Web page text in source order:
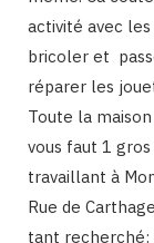
activité avec
bricoler et
réparer les
Toute la
vous faut 1
travaillant à
Rue de
tant recherché: